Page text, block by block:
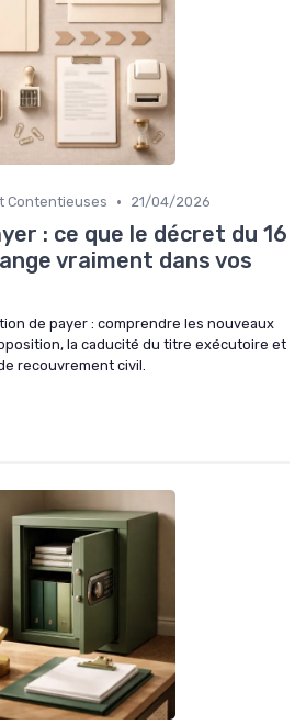
Contentieuses • 21/04/2026
: ce que le décret du 16
vraiment dans vos
de payer : comprendre les nouveaux
la caducité du titre exécutoire et
recouvrement civil.